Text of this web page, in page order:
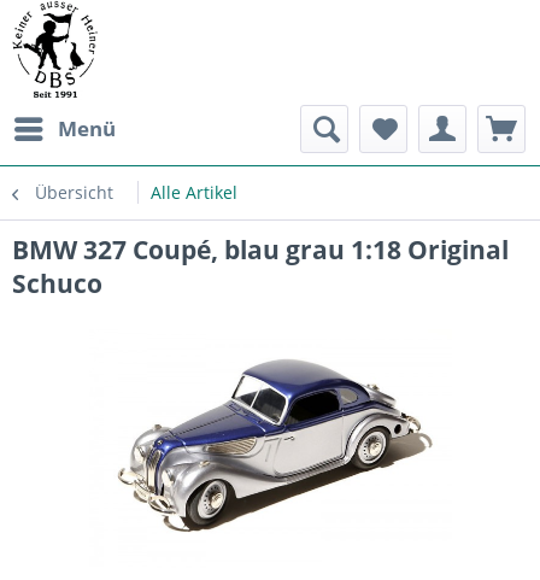
Menü
Übersicht Alle Artikel
BMW 327 Coupé, blau grau 1:18 Original
Schuco